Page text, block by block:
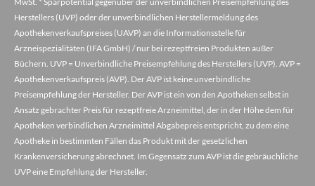
Herstellers (UVP) oder der unverbindlichen Herstellermeldung des
Apothekenverkaufspreises (UAVP) an die Informationsstelle für
Arzneispezialitäten (IFA GmbH) / nur bei rezeptfreien Produkten außer
Büchern. UVP = Unverbindliche Preisempfehlung des Herstellers (UVP). AVP =
Apothekenverkaufspreis (AVP). Der AVP ist keine unverbindliche
Preisempfehlung der Hersteller. Der AVP ist ein von den Apotheken selbst in
Ansatz gebrachter Preis für rezeptfreie Arzneimittel, der in der Höhe dem für
Apotheken verbindlichen Arzneimittel Abgabepreis entspricht, zu dem eine
Apotheke in bestimmten Fällen das Produkt mit der gesetzlichen
Krankenversicherung abrechnet. Im Gegensatz zum AVP ist die gebräuchliche
UVP eine Empfehlung der Hersteller.